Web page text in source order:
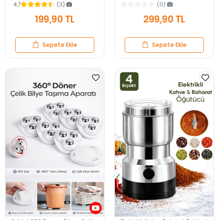
Salatalık Havuç Soyacağı
Mutfak Soyma Aparatı
4.7 (3)
199,90 TL
Sepete Ekle
Salata Yemek Mutfak Kaşığı
(0)
299,90 TL
Sepete Ekle